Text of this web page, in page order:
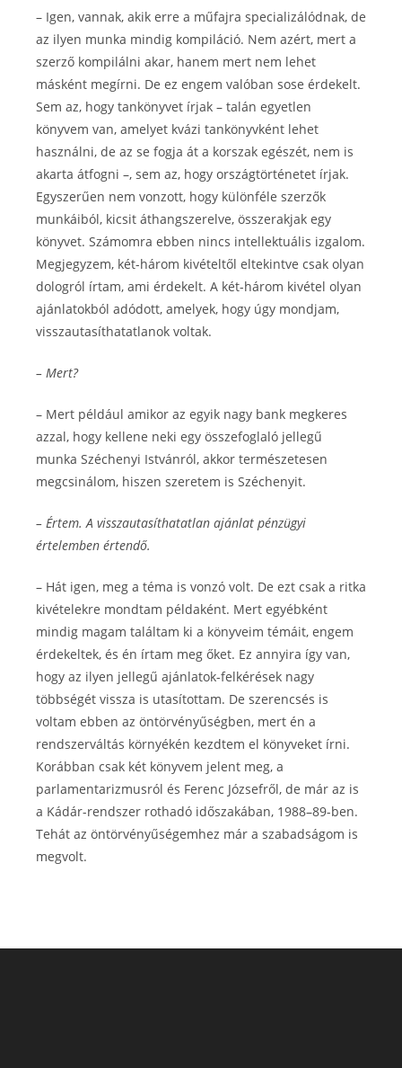
– Igen, vannak, akik erre a műfajra specializálódnak, de
az ilyen munka mindig kompiláció. Nem azért, mert a
szerző kompilálni akar, hanem mert nem lehet
másként megírni. De ez engem valóban sose érdekelt.
Sem az, hogy tankönyvet írjak – talán egyetlen
könyvem van, amelyet kvázi tankönyvként lehet
használni, de az se fogja át a korszak egészét, nem is
akarta átfogni –, sem az, hogy országtörténetet írjak.
Egyszerűen nem vonzott, hogy különféle szerzők
munkáiból, kicsit áthangszerelve, összerakjak egy
könyvet. Számomra ebben nincs intellektuális izgalom.
Megjegyzem, két-három kivételtől eltekintve csak olyan
dologról írtam, ami érdekelt. A két-három kivétel olyan
ajánlatokból adódott, amelyek, hogy úgy mondjam,
visszautasíthatatlanok voltak.
– Mert?
– Mert például amikor az egyik nagy bank megkeres
azzal, hogy kellene neki egy összefoglaló jellegű
munka Széchenyi Istvánról, akkor természetesen
megcsinálom, hiszen szeretem is Széchenyit.
– Értem. A visszautasíthatatlan ajánlat pénzügyi
értelemben értendő.
– Hát igen, meg a téma is vonzó volt. De ezt csak a ritka
kivételekre mondtam példaként. Mert egyébként
mindig magam találtam ki a könyveim témáit, engem
érdekeltek, és én írtam meg őket. Ez annyira így van,
hogy az ilyen jellegű ajánlatok-felkérések nagy
többségét vissza is utasítottam. De szerencsés is
voltam ebben az öntörvényűségben, mert én a
rendszerváltás környékén kezdtem el könyveket írni.
Korábban csak két könyvem jelent meg, a
parlamentarizmusról és Ferenc Józsefről, de már az is
a Kádár-rendszer rothadó időszakában, 1988–89-ben.
Tehát az öntörvényűségemhez már a szabadságom is
megvolt.